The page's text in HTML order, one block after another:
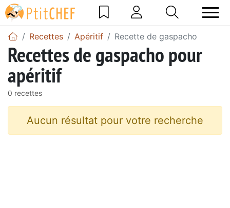
Recettes Apéritif Recette de gaspacho
Recettes de gaspacho pour
apéritif
0 recettes
Aucun résultat pour votre recherche